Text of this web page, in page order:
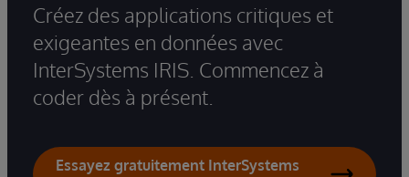
Créez des applications critiques et
exigeantes en données avec
InterSystems IRIS. Commencez à
coder dès à présent.
Essayez gratuitement InterSystems